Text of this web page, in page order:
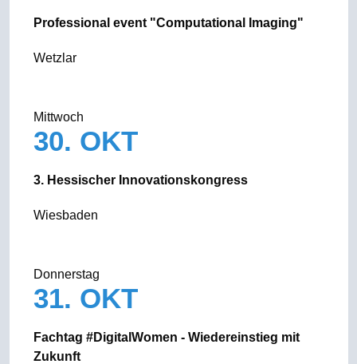
Professional event "Computational Imaging"
Wetzlar
Mittwoch
30. OKT
3. Hessischer Innovationskongress
Wiesbaden
Donnerstag
31. OKT
Fachtag #DigitalWomen - Wiedereinstieg mit
Zukunft